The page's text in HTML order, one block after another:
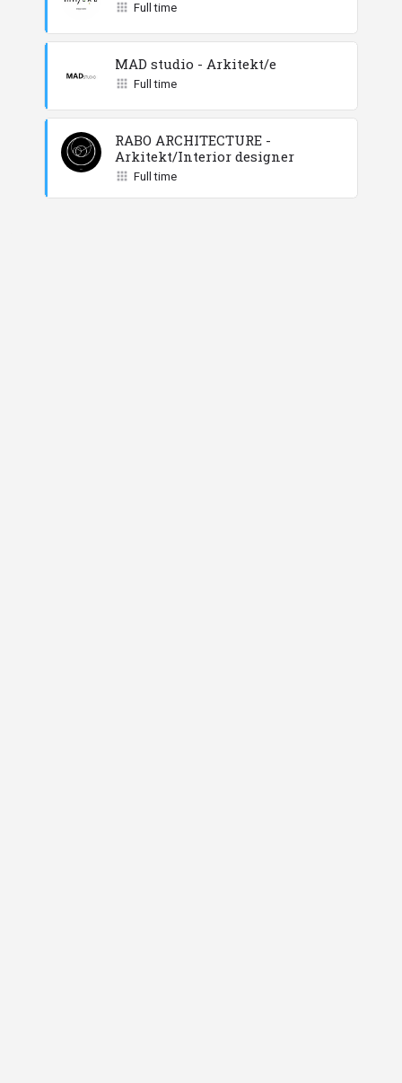
Full time
MAD studio - Arkitekt/e
Full time
RABO ARCHITECTURE -
Arkitekt/Interior designer
Full time